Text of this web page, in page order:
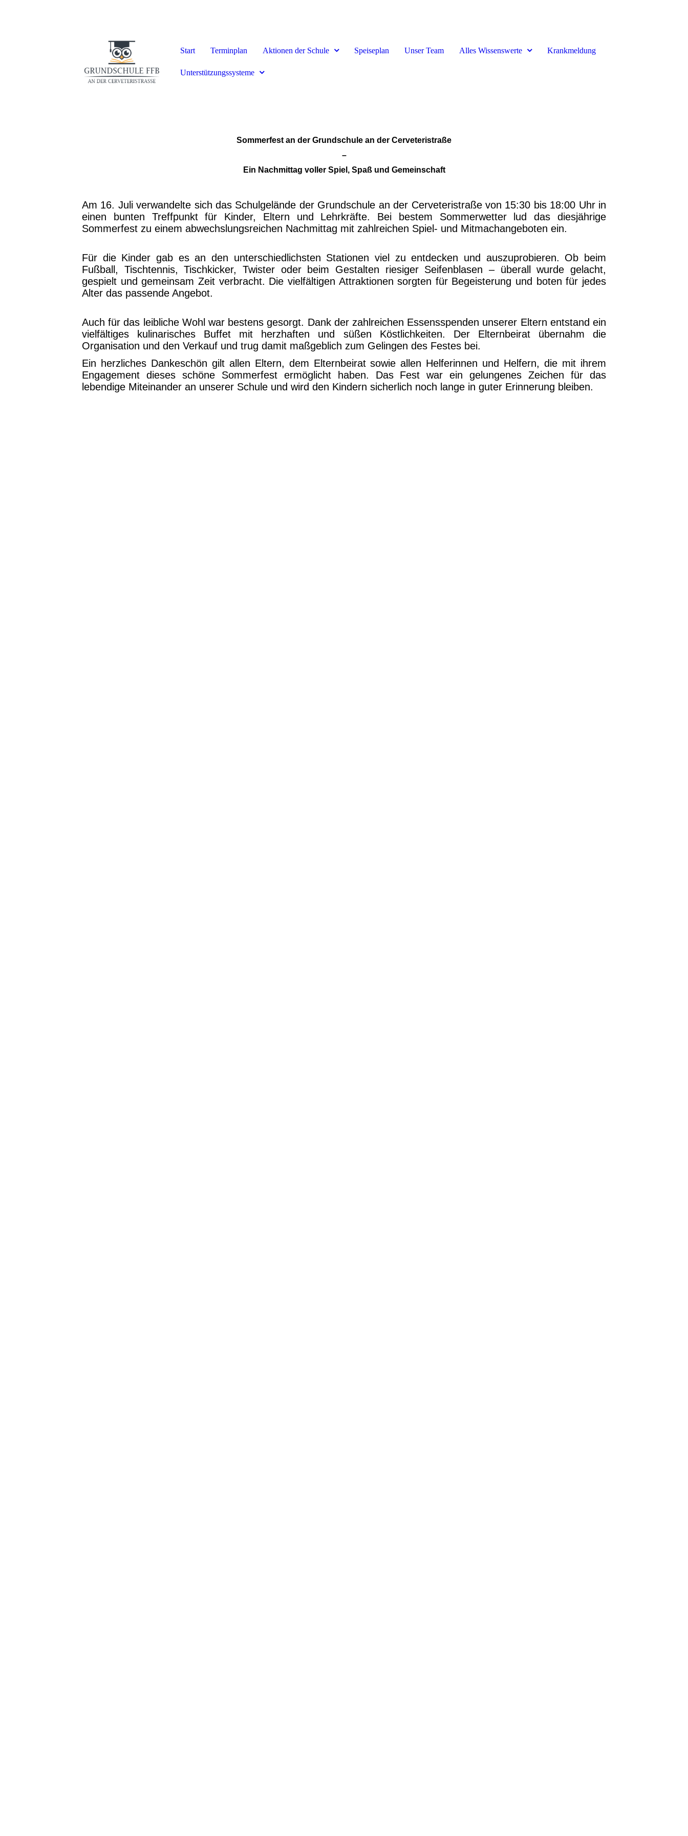
Start Terminplan Aktionen der Schule Speiseplan Unser Team Alles Wissenswerte Krankmeldung
Unterstützungssysteme
Sommerfest an der Grundschule an der Cerveteristraße
–
Ein Nachmittag voller Spiel, Spaß und Gemeinschaft
Am 16. Juli verwandelte sich das Schulgelände der Grundschule an der Cerveteristraße von 15:30 bis 18:00 Uhr in
einen bunten Treffpunkt für Kinder, Eltern und Lehrkräfte. Bei bestem Sommerwetter lud das diesjährige
Sommerfest zu einem abwechslungsreichen Nachmittag mit zahlreichen Spiel- und Mitmachangeboten ein.
Für die Kinder gab es an den unterschiedlichsten Stationen viel zu entdecken und auszuprobieren. Ob beim
Fußball, Tischtennis, Tischkicker, Twister oder beim Gestalten riesiger Seifenblasen – überall wurde gelacht,
gespielt und gemeinsam Zeit verbracht. Die vielfältigen Attraktionen sorgten für Begeisterung und boten für jedes
Alter das passende Angebot.
Auch für das leibliche Wohl war bestens gesorgt. Dank der zahlreichen Essensspenden unserer Eltern entstand ein
vielfältiges kulinarisches Buffet mit herzhaften und süßen Köstlichkeiten. Der Elternbeirat übernahm die
Organisation und den Verkauf und trug damit maßgeblich zum Gelingen des Festes bei.
Ein herzliches Dankeschön gilt allen Eltern, dem Elternbeirat sowie allen Helferinnen und Helfern, die mit ihrem
Engagement dieses schöne Sommerfest ermöglicht haben. Das Fest war ein gelungenes Zeichen für das
lebendige Miteinander an unserer Schule und wird den Kindern sicherlich noch lange in guter Erinnerung bleiben.